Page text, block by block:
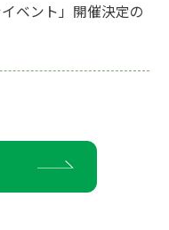
ベント」開催決定の